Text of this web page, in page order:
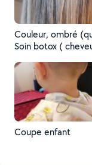
Couleur, ombré
Soin botox (
doux) , Brushing
Coupe enfant